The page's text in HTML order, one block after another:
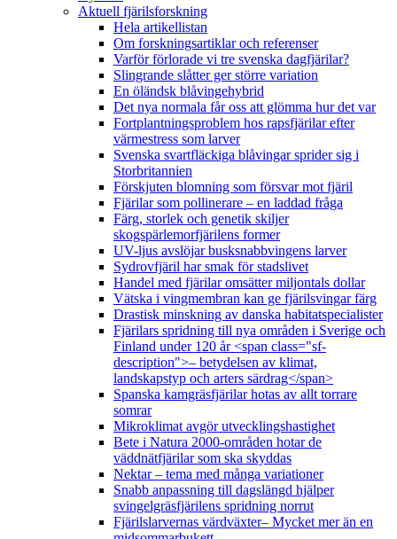
Aktuell fjärilsforskning
Hela artikellistan
Om forskningsartiklar och referenser
Varför förlorade vi tre svenska dagfjärilar?
Slingrande slåtter ger större variation
En öländsk blåvingehybrid
Det nya normala får oss att glömma hur det var
Fortplantningsproblem hos rapsfjärilar efter
värmestress som larver
Svenska svartfläckiga blåvingar sprider sig i
Storbritannien
Förskjuten blomning som försvar mot fjäril
Fjärilar som pollinerare – en laddad fråga
Färg, storlek och genetik skiljer
skogspärlemorfjärilens former
UV-ljus avslöjar busksnabbvingens larver
Sydrovfjäril har smak för stadslivet
Handel med fjärilar omsätter miljontals dollar
Vätska i vingmembran kan ge fjärilsvingar färg
Drastisk minskning av danska habitatspecialister
Fjärilars spridning till nya områden i Sverige och
Finland under 120 år <span class="sf-
description">– betydelsen av klimat,
landskapstyp och arters särdrag</span>
Spanska kamgräsfjärilar hotas av allt torrare
somrar
Mikroklimat avgör utvecklingshastighet
Bete i Natura 2000-områden hotar de
väddnätfjärilar som ska skyddas
Nektar – tema med många variationer
Snabb anpassning till dagslängd hjälper
svingelgräsfjärilens spridning norrut
Fjärilslarvernas värdväxter– Mycket mer än en